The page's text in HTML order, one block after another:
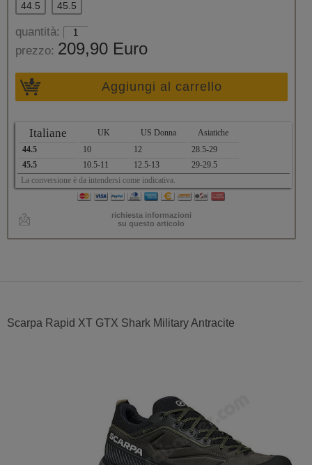
44.5 45.5
quantità:
prezzo: 209,90 Euro
Aggiungi al carrello
Italiane UK US Donna
Asiatiche
44.5
10 12
28.5-29
45.5
10.5-11 12.5-13
29-29.5
La conversione è da intendersi come indicativa.
richiesta informazioni
su questo articolo
Scarpa Rapid XT GTX Shark Military Antracite